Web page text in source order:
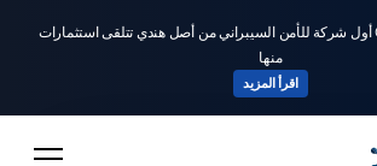
أصبحت CloudSek أول شركة للأمن السيبراني من أصل هندي تتلقى استثمارات
منها
اقرأ المزيد